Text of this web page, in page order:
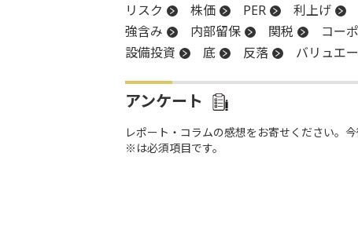
リスク 株価 PER 利上げ
強含み
内部留保 関税 コー
設備投資
底 反落 バリュエ
アンケート
レポート・コラムの感想をお寄せください。
※は必須項目です。